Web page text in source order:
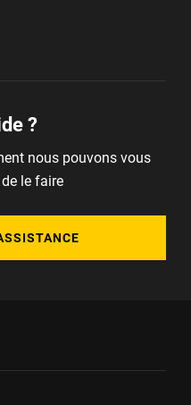
?
nous pouvons vous
le faire